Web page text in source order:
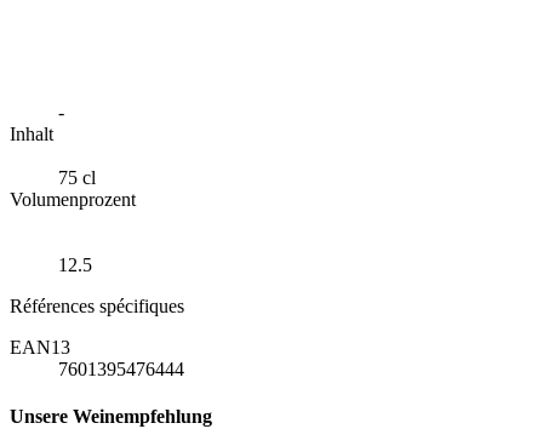
-
Inhalt
75 cl
Volumenprozent
12.5
Références spécifiques
EAN13
7601395476444
Unsere Weinempfehlung